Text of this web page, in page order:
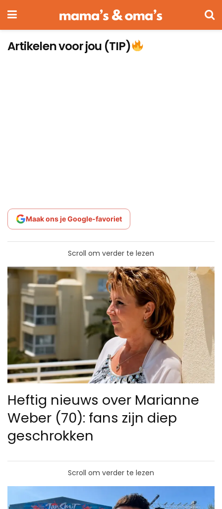
Artikelen voor jou (TIP)
Maak ons je Google-favoriet
Scroll om verder te lezen
Heftig nieuws over Marianne
Weber (70): fans zijn diep
geschrokken
Scroll om verder te lezen